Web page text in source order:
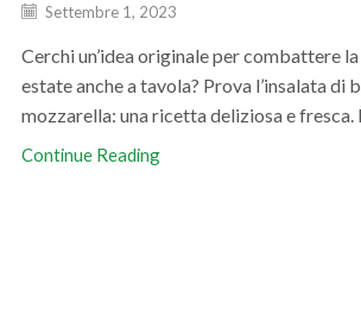
Settembre 1, 2023
Cerchi un’idea originale per combattere
estate anche a tavola? Prova l’insalata di
mozzarella: una ricetta deliziosa e fresca.
Continue Reading